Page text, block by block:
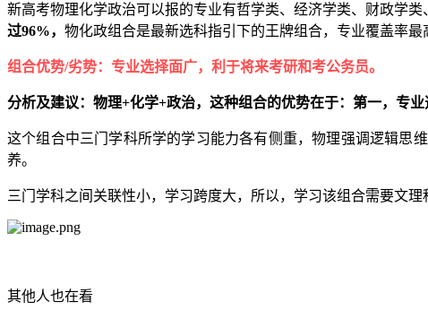
新高考物理化学政治可以报的专业有哲学类、经济学类、财政学
过96%， 物化政组合是最新选科指引下的王牌组合，专业覆盖率最
组合优势/劣势：专业选择面广，利于将来考研和考公务员。
分析及建议：物理+化学+政治，这种组合的优势在于：第一，专
这个组合中三门学科所学的学习能力各有侧重，物理强调逻辑思
养。
三门学科之间关联性小，学习跨度大，所以，学习该组合需要文
其他人也在看